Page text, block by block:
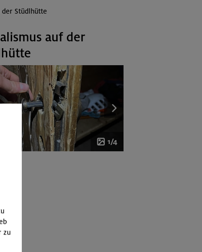
Stüdlhütte
auf der
1/4
zu